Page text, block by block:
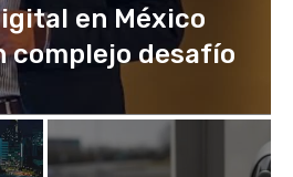
en México
complejo desafío